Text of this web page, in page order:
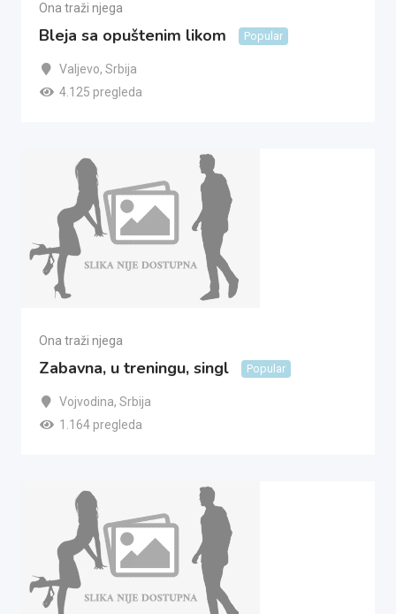
Ona traži njega
Bleja sa opuštenim likom Popular
Valjevo, Srbija
4.125 pregleda
Ona traži njega
Zabavna, u treningu, singl Popular
Vojvodina, Srbija
1.164 pregleda